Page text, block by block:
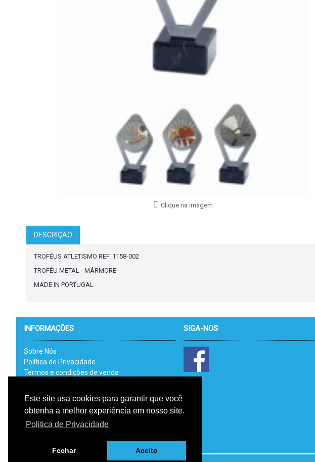
Este site usa cookies para garantir que você
obtenha a melhor experiência em nosso site.
Politica de Privacidade
Fechar Aceito
Clique na imagem
DESCRIÇÃO
TROFÉUS ATLETISMO REF. 1158-002
TROFÉU METAL - MÁRMORE
MADE IN PORTUGAL
INFORMAÇÕES
Sobre Nós
Política de Privacidade
Termos e condições de venda
Link Uteis - RAL
Livro de Reclamações Electrónico
RGPD
SIGA-NOS